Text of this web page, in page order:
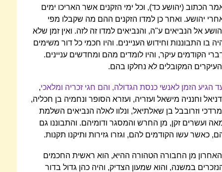
הכתוב (יהושע כד), וכל ימי הזקנים אשר האריכו ימים
יהושע. ואחר כן למדו הזקנים ההם מה שקבלו מפי
אל הנביאים ע"ה, והנביאים למדו זה לזה. ואין זמן שלא
בו התבוננות וחידוש העניינים. והיו חכמי כל דור משימים
הקודמים עיקר, והיו לומדים מהם ומחדשים עניינים.
המקובלים לא נחלקו בהם.
הגיע הזמן לאנשי כנסת הגדולה, והם חגי זכריה ומלאכי,
וחנניה מישאל ועזריה, ועזרא הסופר ונחמיה בן חכליה,
וזרובבל בן שאלתיאל, ונלוו לאלה הנביאים השלמת
ועשרים זקן, מן החרש והמסגר ודומיהם. והתבוננו גם
כאשר עשו הקודמים להם, וגזרו גזירות ותיקנו תקנות.
מן החבורה הטהורה ההיא, הוא ראשית החכמים
במשנה, והוא שמעון הצדיק, והיה כהן גדול בדור